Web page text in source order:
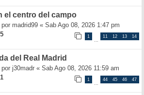
el centro del campo
madrid99 « Sab Ago 08, 2026 1:47 pm
1
…
11 12 13 14
del Real Madrid
j30madr « Sab Ago 08, 2026 11:59 am
1
…
44 45 46 47